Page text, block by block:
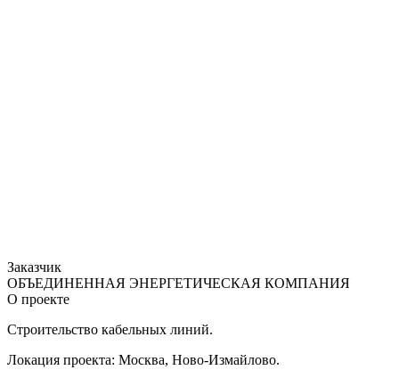
Заказчик
ОБЪЕДИНЕННАЯ ЭНЕРГЕТИЧЕСКАЯ КОМПАНИЯ
О проекте
Строительство кабельных линий.
Локация проекта: Москва, Ново-Измайлово.